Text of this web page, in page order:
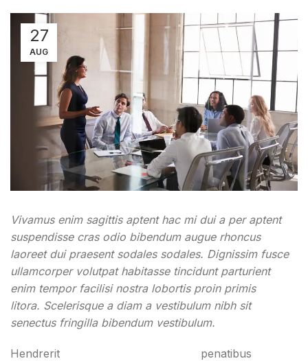
27
AUG
Vivamus enim sagittis aptent hac mi dui a per aptent
suspendisse cras odio bibendum augue rhoncus
laoreet dui praesent sodales sodales. Dignissim fusce
ullamcorper volutpat habitasse tincidunt parturient
enim tempor facilisi nostra lobortis proin primis
litora. Scelerisque a diam a vestibulum nibh sit
senectus fringilla bibendum vestibulum.
Hendrerit
penatibus